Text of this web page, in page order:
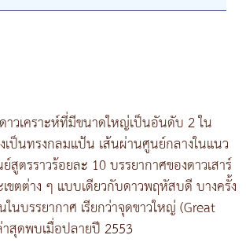
าวเคราะห์ที่มีขนาดใหญ่เป็นอันดับ 2 ใน
ป็นทรงกลมแป้น เส้นผ่านศูนย์กลางในแนว
ตรราวร้อยละ 10 บรรยากาศของดาวเสาร์
ขตต่าง ๆ แบบเดียวกับดาวพฤหัสบดี บางครั้ง
นบรรยากาศ เรียกว่าจุดขาวใหญ่ (Great
สุดพบเมื่อปลายปี 2553